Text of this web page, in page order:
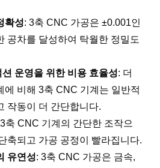
확성: 3축 CNC 가공은 ±0.001인
공차를 달성하여 탁월한 정밀도
운영을 위한 비용 효율성: 더
에 비해 3축 CNC 기계는 일반적
작동이 더 간단합니다.
축 CNC 기계의 간단한 조작으
축되고 가공 공정이 빨라집니다.
유연성: 3축 CNC 가공은 금속,